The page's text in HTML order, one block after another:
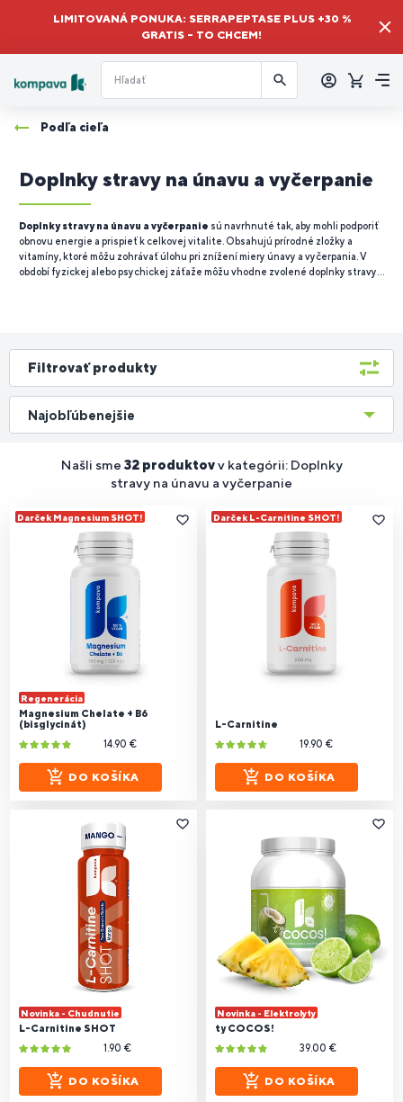
LIMITOVANÁ PONUKA: SERRAPEPTASE PLUS +30 %
GRATIS – TO CHCEM!
sa
Košík
Podľa cieľa
Doplnky stravy na únavu a vyčerpanie
Doplnky stravy na únavu a vyčerpanie sú navrhnuté tak, aby mohli podporiť
obnovu energie a prispieť k celkovej vitalite. Obsahujú prírodné zložky a
vitamíny, ktoré môžu zohrávať úlohu pri znížení miery únavy a vyčerpania. V
období fyzickej alebo psychickej záťaže môžu vhodne zvolené doplnky stravy
Filtrovať produkty
Našli sme 32 produktovv kategórii: Doplnky
stravy na únavu a vyčerpanie
Najobľúbenejšie
Darček Magnesium SHOT!
Regenerácia
Magnesium Chelate + B6
(bisglycinát)
14.90 €
DO KOŠÍKA
Darček L-Carnitine SHOT!
L-Carnitine
19.90 €
DO KOŠÍKA
Novinka - Chudnutie
L-Carnitine SHOT
1.90 €
DO KOŠÍKA
Novinka - Elektrolyty
ty COCOS!
39.00 €
DO KOŠÍKA